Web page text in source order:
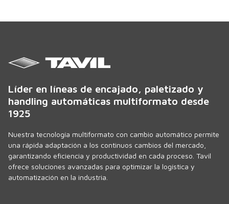
Líder en líneas de encajado, paletizado y
handling automáticas multiformato desde
1925
Nuestra tecnología multiformato con cambio automático permite
una rápida adaptación a los continuos cambios del mercado,
garantizando eficiencia y productividad en cada proceso. Tavil
ofrece soluciones avanzadas para optimizar la logística y
automatización en la industria.